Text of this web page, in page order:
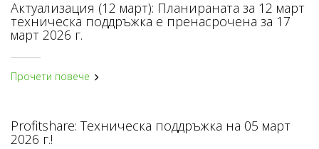
Актуализация (12 март): Планираната за 12 март
техническа поддръжка е пренасрочена за 17
март 2026 г.
Прочети повече
Profitshare: Техническа поддръжка на 05 март
2026 г.!